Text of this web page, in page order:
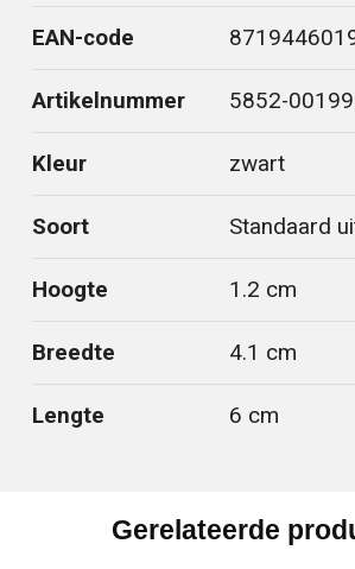
EAN-code
Artikelnummer 5852-
Kleur zwart
Soort Standaard
Hoogte 1.2 cm
Breedte 4.1 cm
Lengte 6 cm
Gerelateerde